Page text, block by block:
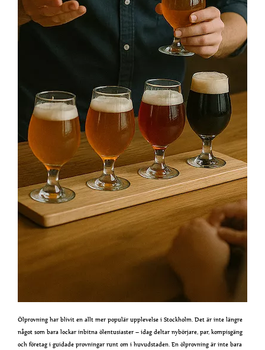
Ölprovning har blivit en allt mer populär upplevelse i Stockholm. Det är inte längre
något som bara lockar inbitna ölentusiaster – idag deltar nybörjare, par, kompisgäng
och företag i guidade provningar runt om i huvudstaden. En ölprovning är inte bara